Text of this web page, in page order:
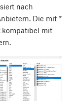
nach
Die mit *
kompatibel mit